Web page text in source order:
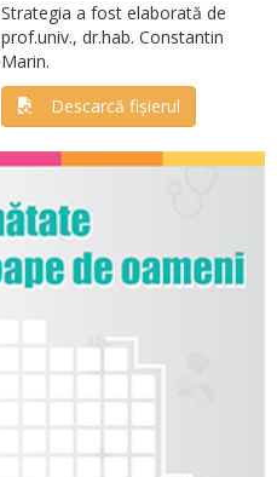
Strategia a fost elaborată de
prof.univ., dr.hab. Constantin
Marin.
Descarcă fișierul